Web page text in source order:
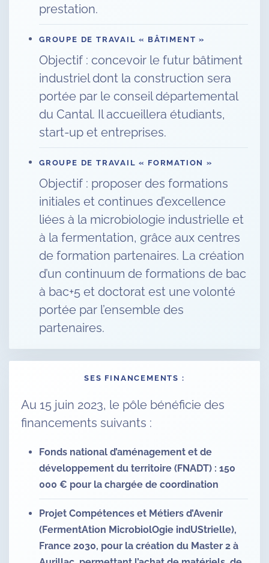
prestation.
GROUPE DE TRAVAIL « BÂTIMENT »
Objectif : concevoir le futur bâtiment
industriel dont la construction sera
portée par le conseil départemental
du Cantal. Il accueillera étudiants,
start-up et entreprises.
GROUPE DE TRAVAIL « FORMATION »
Objectif : proposer des formations
initiales et continues d’excellence
liées à la microbiologie industrielle et
à la fermentation, grâce aux centres
de formation partenaires. La création
d’un continuum de formations de bac
à bac+5 et doctorat est une volonté
portée par l’ensemble des
partenaires.
SES FINANCEMENTS :
Au 15 juin 2023, le pôle bénéficie des
financements suivants :
Fonds national d’aménagement et de
développement du territoire (FNADT) : 150
000 € pour la chargée de coordination
Projet Compétences et Métiers d’Avenir
(FermentAtion MicrobiolOgie indUStrielle),
France 2030, pour la création du Master 2 à